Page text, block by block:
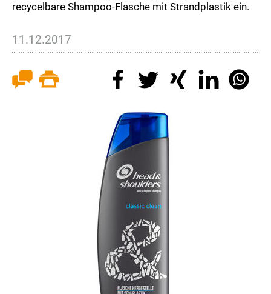
recycelbare Shampoo-Flasche mit Strandplastik ein.
11.12.2017